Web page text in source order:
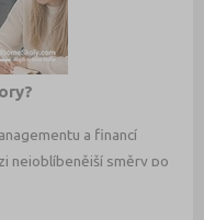
a financí
nejoblíbenější směry po
vysokých škol dnes